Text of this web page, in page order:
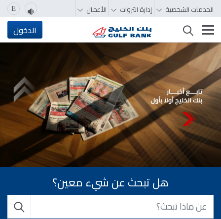
الخدمات الشخصية إدارة الثروات الأعمال E
تغيير التصفّح الدخول
هل تبحث عن شيء معين؟